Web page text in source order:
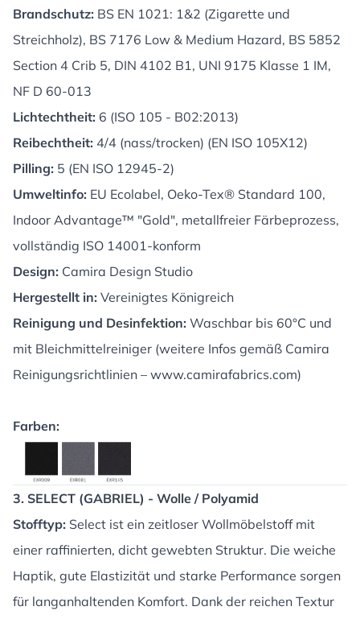
Brandschutz: BS EN 1021: 1&2 (Zigarette und
Streichholz), BS 7176 Low & Medium Hazard, BS 5852
Section 4 Crib 5, DIN 4102 B1, UNI 9175 Klasse 1 IM,
NF D 60-013
Lichtechtheit: 6 (ISO 105 - B02:2013)
Reibechtheit: 4/4 (nass/trocken) (EN ISO 105X12)
Pilling: 5 (EN ISO 12945-2)
Umweltinfo: EU Ecolabel, Oeko-Tex® Standard 100,
Indoor Advantage™ "Gold", metallfreier Färbeprozess,
vollständig ISO 14001-konform
Design: Camira Design Studio
Hergestellt in: Vereinigtes Königreich
Reinigung und Desinfektion: Waschbar bis 60°C und
mit Bleichmittelreiniger (weitere Infos gemäß Camira
Reinigungsrichtlinien – www.camirafabrics.com)
Farben:
3. SELECT (GABRIEL) - Wolle / Polyamid
Stofftyp: Select ist ein zeitloser Wollmöbelstoff mit
einer raffinierten, dicht gewebten Struktur. Die weiche
Haptik, gute Elastizität und starke Performance sorgen
für langanhaltenden Komfort. Dank der reichen Textur